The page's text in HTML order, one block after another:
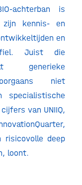
achterban is
zijn kennis- en
en
Juist die
generieke
niet
van UNIIQ,
deep
loont.